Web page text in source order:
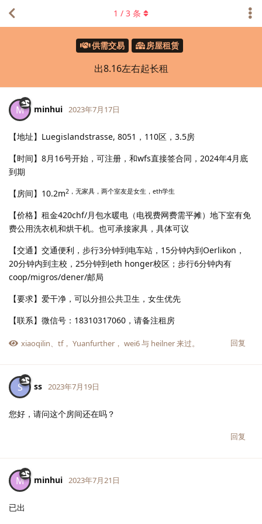
供需交易 房屋租赁
出8.16左右起长租
1 / 3 条
M minhui 2023年7月17日
【地址】Luegislandstrasse, 8051，110区，3.5房
【时间】8月16号开始，可注册，和wfs直接签合同，2024年4月底
到期
【房间】10.2m2，无家具，两个室友是女生，eth学生
【价格】租金420chf/月包水暖电（电视费网费需平摊）地下室有免
费公用洗衣机和烘干机。也可承接家具，具体可议
【交通】交通便利，步行3分钟到电车站，15分钟内到Oerlikon，
20分钟内到主校，25分钟到eth honger校区；步行6分钟内有
coop/migros/dener/邮局
【要求】爱干净，可以分担公共卫生，女生优先
【联系】微信号：18310317060，请备注租房
回复
xiaoqilin、 tf， Yuanfurther ， wei6与 heilner来过。
S ss 2023年7月19日
您好，请问这个房间还在吗？
回复
M minhui 2023年7月21日
已出